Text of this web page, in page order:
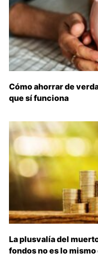
Cómo ahorrar de
que sí funciona
La plusvalía del
fondos no es lo